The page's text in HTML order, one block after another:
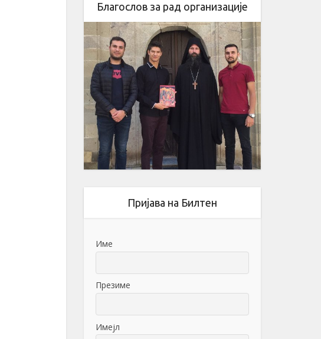
Благослов за рад организације
Пријава на Билтен
Име
Презиме
Имејл